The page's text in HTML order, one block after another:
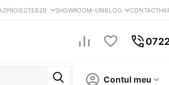
PROIECTEB2B SHOWROOM-URIBLOG CONTACT
Contul meu